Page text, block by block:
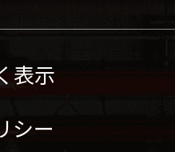
表示
シー